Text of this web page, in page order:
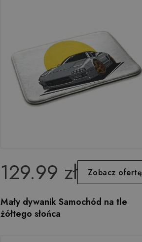
129.99 zł Zobacz ofertę
Mały dywanik Samochód na tle
żółtego słońca